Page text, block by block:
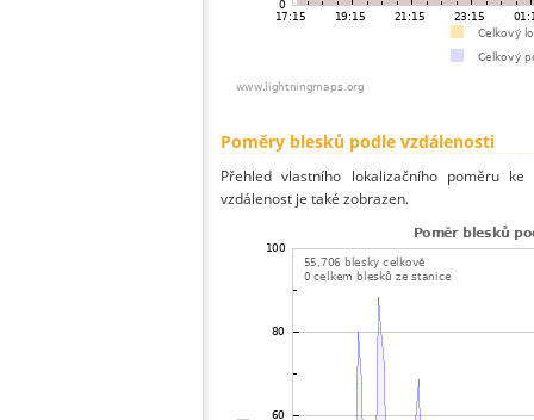
Poměry blesků podle vzdálenosti
Přehled vlastního lokalizačního poměru
vzdálenost je také zobrazen.